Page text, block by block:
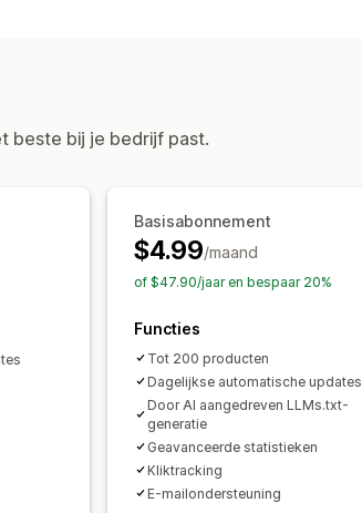
beste bij je bedrijf past.
Basisabonnement
$4.99/maand
of $47.90/jaar en bespaar 20%
Functies
Tot 200 producten
Dagelijkse automatische updates
Door AI aangedreven LLMs.txt-
generatie
Geavanceerde statistieken
Kliktracking
E-mailondersteuning